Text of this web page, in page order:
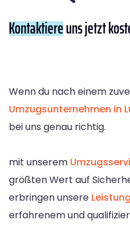
Kontaktiereuns jetzt
Wenn du nach einem
Umzugsunternehmen in
bei uns genau richtig.
mit unserem
größten Wert auf
erbringen unsere
erfahrenem und